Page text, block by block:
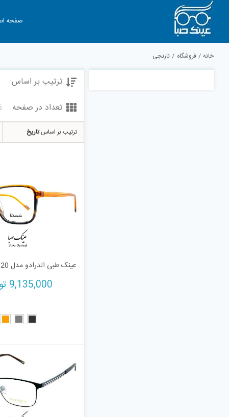
Skip
content
صفحه
خانه فروشگاه نارنجی
ترتیب بر اساس:
تعداد در صفحه
ترتیب بر اساستاریخ
عینک طبی الدرادو مدل ELD25120
9,135,000